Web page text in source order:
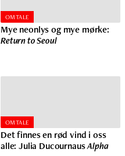
OMTALE
Mye neonlys og mye mørke:
Return to Seoul
OMTALE
Det finnes en rød vind i oss
alle: Julia DucournausAlpha